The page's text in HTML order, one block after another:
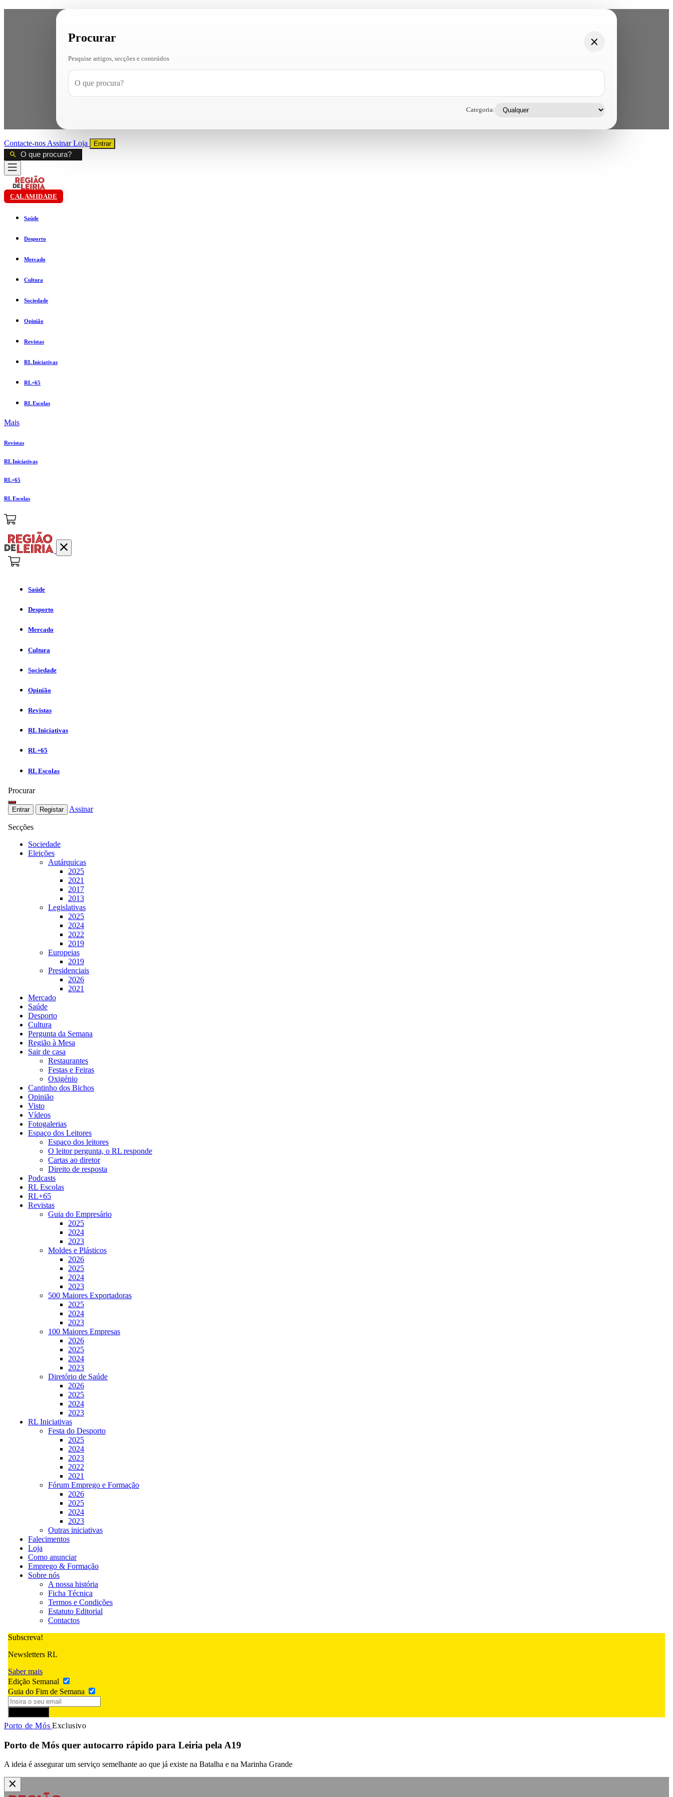
Procurar
Pesquise artigos, secções e conteúdos
Categoria:
Contacte-nos AssinarLoja Entrar
CALAMIDADE
Saúde
Desporto
Mercado
Cultura
Sociedade
Opinião
Revistas
RL Iniciativas
RL+65
RL Escolas
Mais
Revistas
RL Iniciativas
RL+65
RL Escolas
Saúde
Desporto
Mercado
Cultura
Sociedade
Opinião
Revistas
RL Iniciativas
RL+65
RL Escolas
Procurar
Entrar Registar Assinar
Secções
Sociedade
Eleições
Autárquicas
2025
2021
2017
2013
Legislativas
2025
2024
2022
2019
Europeias
2019
Presidenciais
2026
2021
Mercado
Saúde
Desporto
Cultura
Pergunta da Semana
Região à Mesa
Sair de casa
Restaurantes
Festas e Feiras
Oxigénio
Cantinho dos Bichos
Opinião
Visto
Vídeos
Fotogalerias
Espaço dos Leitores
Espaço dos leitores
O leitor pergunta, o RL responde
Cartas ao diretor
Direito de resposta
Podcasts
RL Escolas
RL+65
Revistas
Guia do Empresário
2025
2024
2023
Moldes e Plásticos
2026
2025
2024
2023
500 Maiores Exportadoras
2025
2024
2023
100 Maiores Empresas
2026
2025
2024
2023
Diretório de Saúde
2026
2025
2024
2023
RL Iniciativas
Festa do Desporto
2025
2024
2023
2022
2021
Fórum Emprego e Formação
2026
2025
2024
2023
Outras iniciativas
Falecimentos
Loja
Como anunciar
Emprego & Formação
Sobre nós
A nossa história
Ficha Técnica
Termos e Condições
Estatuto Editorial
Contactos
Subscreva!
Newsletters RL
Saber mais
Edição Semanal
Guia do Fim de Semana
Porto de Mós Exclusivo
Porto de Mós quer autocarro rápido para Leiria pela A19
A ideia é assegurar um serviço semelhante ao que já existe na Batalha e na Marinha Grande